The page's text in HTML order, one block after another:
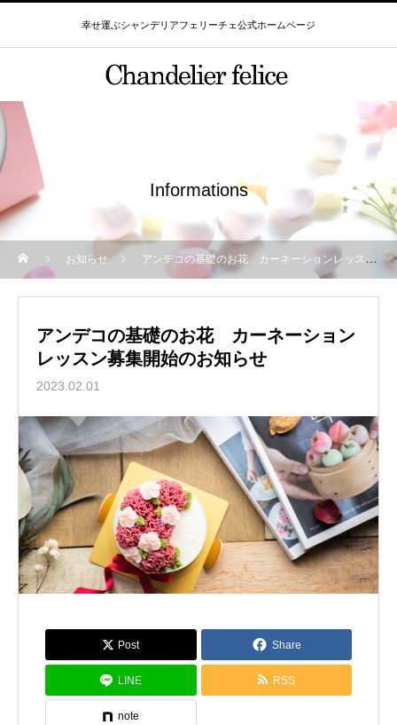
幸せ運ぶシャンデリアフェリーチェ公式ホームページ
Informations
お知らせ アンデコの基礎のお花 カーネーションレッスン募集開始のお知らせ
アンデコの基礎のお花 カーネーション
レッスン募集開始のお知らせ
2023.02.01
Post Share
LINE RSS
note